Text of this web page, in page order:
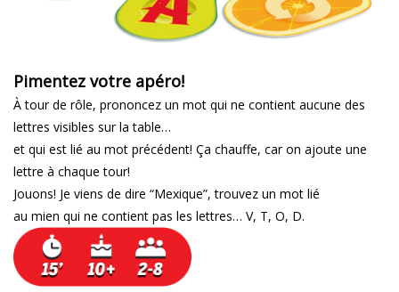
Pimentez votre apéro!
À tour de rôle, prononcez un mot qui ne contient aucune des
lettres visibles sur la table…
et qui est lié au mot précédent! Ça chauffe, car on ajoute une
lettre à chaque tour!
Jouons! Je viens de dire “Mexique”, trouvez un mot lié
au mien qui ne contient pas les lettres… V, T, O, D.